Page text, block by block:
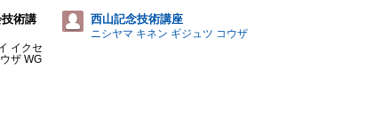
術講
イクセ
ザ WG
西山記念技術講座
ニシヤマ キネン ギジュツ コウザ